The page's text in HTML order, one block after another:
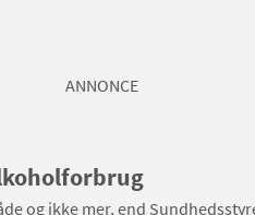
ANNONCE
og ikke mer, end